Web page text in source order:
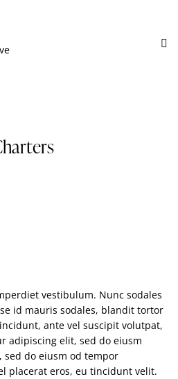
vestibulum. Nunc sodales
id mauris sodales, blandit tortor
ante vel suscipit volutpat,
adipiscing elit, sed do eiusm
do eiusm od tempor
placerat eros, eu tincidunt velit.